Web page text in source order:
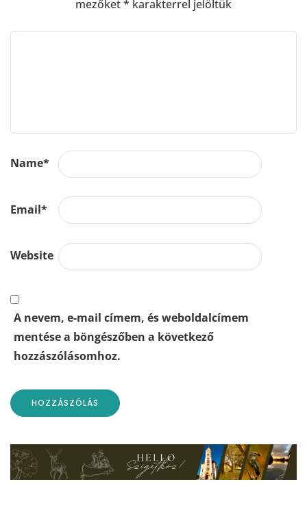
mezőket* karakterrel jelöltük
Name*
Email*
Website
A nevem, e-mail címem, és weboldalcímem
mentése a böngészőben a következő
hozzászólásomhoz.